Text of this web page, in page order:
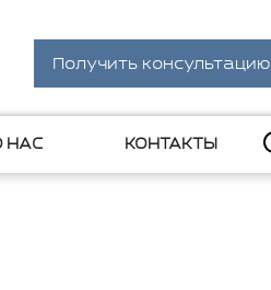
Получить консультацию
НАС КОНТАКТЫ